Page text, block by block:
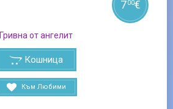
Гривна от ангелит
700€
Кошница
Към Любими